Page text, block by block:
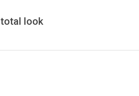
total look